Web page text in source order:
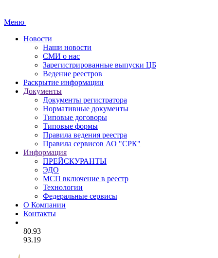
Меню
Новости
Наши новости
СМИ о нас
Зарегистрированные выпуски ЦБ
Ведение реестров
Раскрытие информации
Документы
Документы регистратора
Нормативные документы
Типовые договоры
Типовые формы
Правила ведения реестра
Правила сервисов АО "СРК"
Информация
ПРЕЙСКУРАНТЫ
ЭДО
МСП включение в реестр
Технологии
Федеральные сервисы
О Компании
Контакты
80.93
93.19